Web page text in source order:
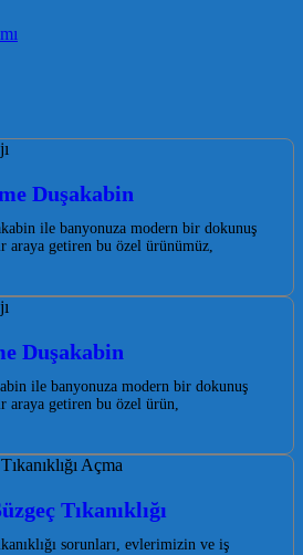
Duşakabin
ile banyonuza modern bir dokunuş
araya getiren bu özel ürünümüz,
Duşakabin
ile banyonuza modern bir dokunuş
araya getiren bu özel ürün,
Tıkanıklığı
sorunları, evlerimizin ve iş